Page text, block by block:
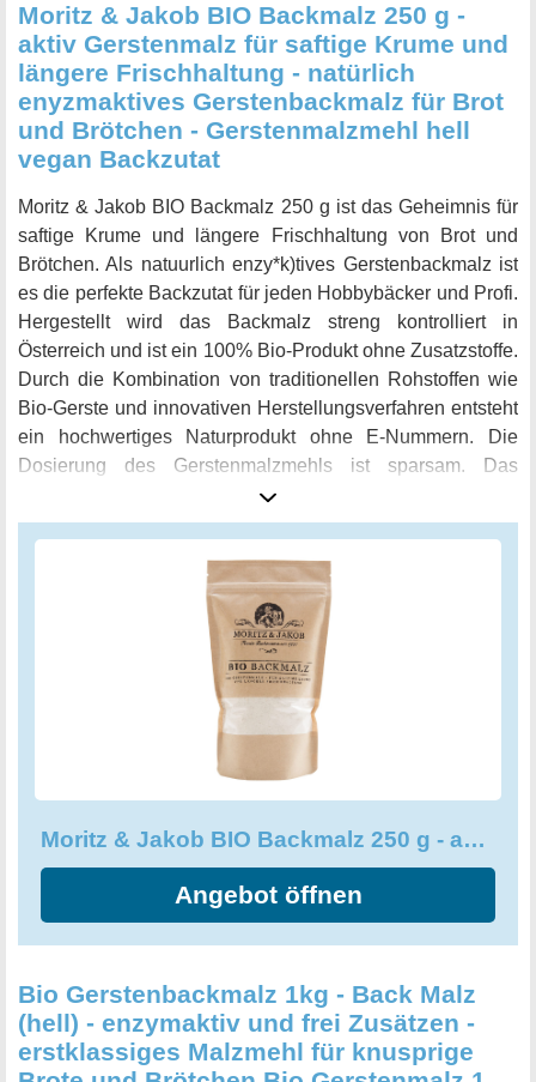
Moritz & Jakob BIO Backmalz 250 g -
aktiv Gerstenmalz für saftige Krume und
längere Frischhaltung - natürlich
enyzmaktives Gerstenbackmalz für Brot
und Brötchen - Gerstenmalzmehl hell
vegan Backzutat
Moritz & Jakob BIO Backmalz 250 g ist das Geheimnis für
saftige Krume und längere Frischhaltung von Brot und
Brötchen. Als natuurlich enzy*k)tives Gerstenbackmalz ist
es die perfekte Backzutat für jeden Hobbybäcker und Profi.
Hergestellt wird das Backmalz streng kontrolliert in
Österreich und ist ein 100% Bio-Produkt ohne Zusatzstoffe.
Durch die Kombination von traditionellen Rohstoffen wie
Bio-Gerste und innovativen Herstellungsverfahren entsteht
ein hochwertiges Naturprodukt ohne E-Nummern. Die
Dosierung des Gerstenmalzmehls ist sparsam. Das
enzymaktive Gerstenmalz verbessert nicht nur die
Teigreife, sondern verleiht auch den Gebäcken
Geschmack. Das Gebäck gewinnt an Volumen und
bekommt das perfekte Aussehen. Vertrauen Sie auf die
langjährige Erfahrung von Moritz & Jakob im Mälzen von
Getreide und der Herstellung von Backzutaten seit 1901.
Mit Moritz & Jakob BIO Backmalz 250 g erreichen Sie
immer ein perfektes Ergebnis.
Moritz & Jakob BIO Backmalz 250 g - aktiv Gerstenmalz für saftige Krume
Angebot öffnen
Bio Gerstenbackmalz 1kg - Back Malz
(hell) - enzymaktiv und frei Zusätzen -
erstklassiges Malzmehl für knusprige